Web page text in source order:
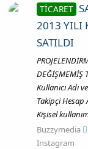
TİCARET
2013 YILI
SATILDI
DEĞİŞMEMİŞ
Kullanıcı Adı
Takipçi Hesap
Kişisel
Buzzymedia
Instagram